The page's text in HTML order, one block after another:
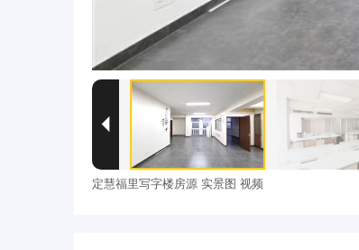

定慧福里写字楼房源 实景图 视频